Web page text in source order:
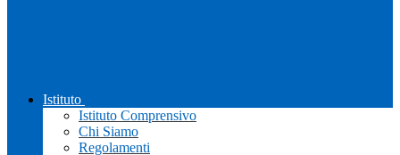
Istituto
Istituto Comprensivo
Chi Siamo
Regolamenti